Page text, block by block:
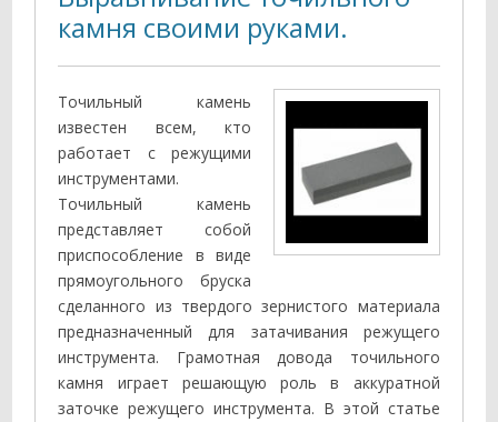
камня своими руками.
Точильный камень
известен всем, кто
работает с режущими
инструментами.
Точильный камень
представляет собой
приспособление в виде
прямоугольного бруска
сделанного из твердого зернистого материала
предназначенный для затачивания режущего
инструмента. Грамотная довода точильного
камня играет решающую роль в аккуратной
заточке режущего инструмента. В этой статье